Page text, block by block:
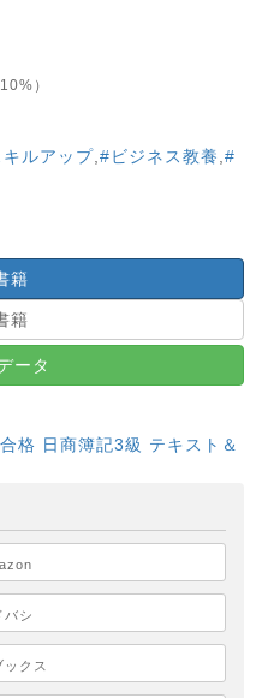
）
ルアップ #ビジネス教養 #
籍
籍
ータ
格 日商簿記3級 テキスト＆
バシ
ックス